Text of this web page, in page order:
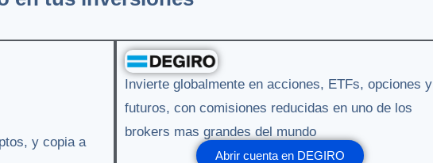
y copia a
Invierte globalmente en acciones, ETFs, opciones y
futuros, con comisiones reducidas en uno de los
brokers mas grandes del mundo
Abrir cuenta en DEGIRO